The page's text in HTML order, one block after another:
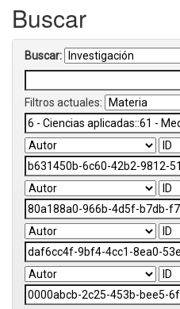
Buscar
Buscar:
Filtros actuales: